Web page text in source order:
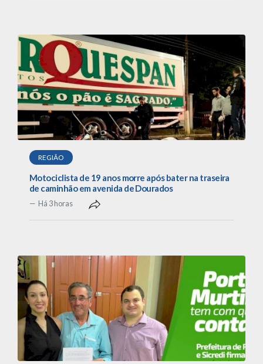
REGIÃO
Motociclista de 19 anos morre após bater na traseira
de caminhão em avenida de Dourados
Há 3 horas